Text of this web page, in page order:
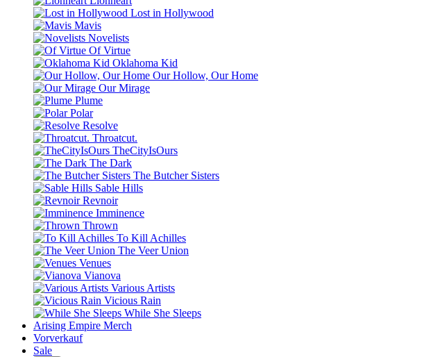
Lost in Hollywood
Mavis
Novelists
Of Virtue
Oklahoma Kid
Our Hollow, Our Home
Our Mirage
Plume
Polar
Resolve
Throatcut.
TheCityIsOurs
The Dark
The Butcher Sisters
Sable Hills
Revnoir
Imminence
Thrown
To Kill Achilles
The Veer Union
Venues
Vianova
Various Artists
Vicious Rain
While She Sleeps
Arising Empire Merch
Vorverkauf
Sale